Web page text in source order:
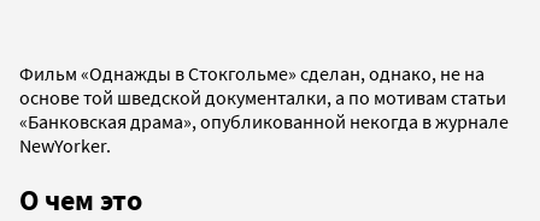
Фильм «Однажды в Стокгольме» сделан, однако, не на
основе той шведской документалки, а по мотивам статьи
«Банковская драма», опубликованной некогда в журнале
NewYorker.
О чем это